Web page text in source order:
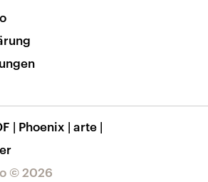
© 2026
| Phoenix | arte |